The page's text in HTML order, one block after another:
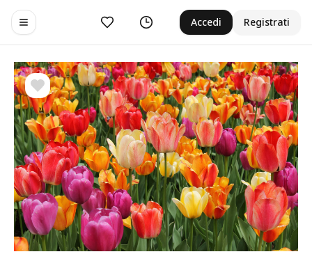
Toggle navigation menu
Preferiti Cronologia Accedi Registrati